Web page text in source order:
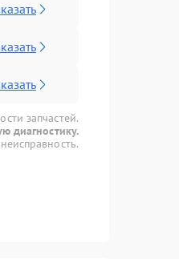
запчастей.
диагностику.